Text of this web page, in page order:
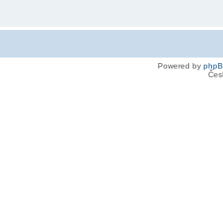
Powered by